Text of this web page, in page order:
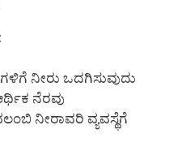
ನೀರು ಒದಗಿಸುವುದು
ನೆರವು
ನೀರಾವರಿ ವ್ಯವಸ್ಥೆಗೆ